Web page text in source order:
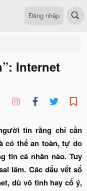
Đăng nhập
Internet
tin rằng chỉ cần
có thể an toàn, tự do
tin cá nhân nào. Tuy
lầm. Các dấu vết số
dù vô tình hay cố ý,